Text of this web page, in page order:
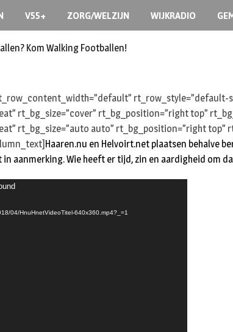
V55+ ZORG/WELZIJN WIJKRADIO
Kom Walking Footballen!
rt_row_style=”default-
rt_bg_size=”cover” rt_bg_position=”right top”
rt_bg_size=”auto auto” rt_bg_position=”right
Haaren.nu en Helvoirt.net plaatsen behalve
aanmerking. Wie heeft er tijd, zin en aardigheid om
04/HnuHnetVideoTitel-640x360.mp4?_=1